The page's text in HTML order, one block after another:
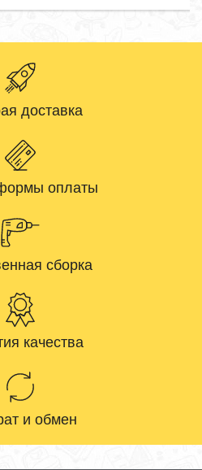
доставка
оплаты
сборка
качества
и обмен